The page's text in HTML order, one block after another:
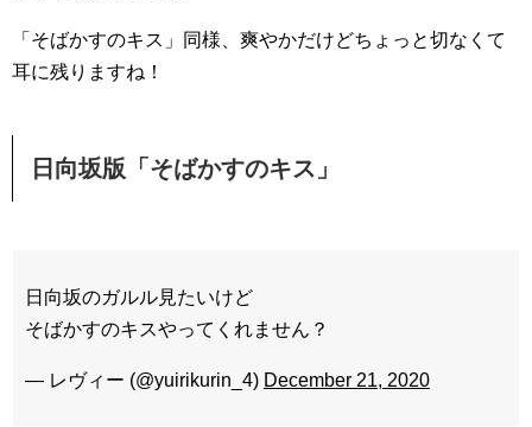
「そばかすのキス」同様、爽やかだけどちょっと切なくて
耳に残りますね！
日向坂版「そばかすのキス」
日向坂のガルル見たいけど
そばかすのキスやってくれません？
— レヴィー (@yuirikurin_4) December 21, 2020